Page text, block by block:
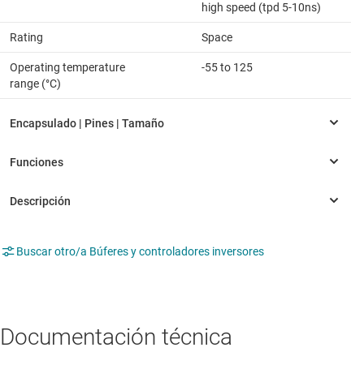
high speed (tpd 5-10ns)
Rating Space
Operating temperature
range (°C)
-55 to 125
Buscar otro/a Búferes y controladores inversores
Documentación técnica